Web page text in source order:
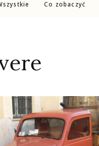
Co zobaczyć